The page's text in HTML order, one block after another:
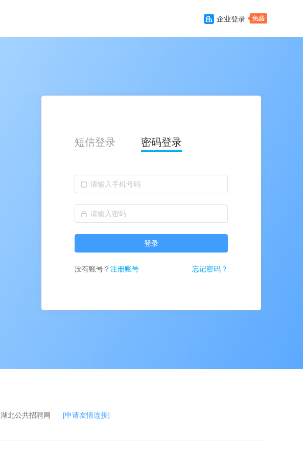
企业登录
短信登录 密码登录
登录
忘记密码？
没有账号？注册账号
湖北公共招聘网 [申请友情连接]